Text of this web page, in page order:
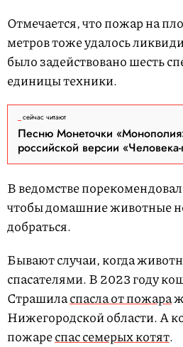
Отмечается, что пожар на
метров тоже удалось
было задействовано шесть
единицы техники.
сейчас читают
Песню Монеточки
российской версии «Человека-
В ведомстве
чтобы домашние животные
добраться.
Бывают случаи, когда
спасателями. В 2023 году
Страшиласпасла от пожара
Нижегородской области. А
пожареспас семерых котят.